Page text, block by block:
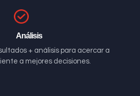
Análisis
+ análisis para acercar a
a mejores decisiones.